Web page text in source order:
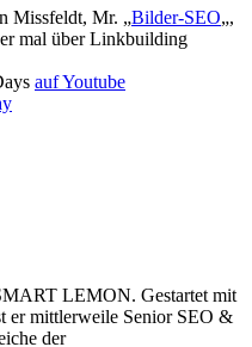
Missfeldt, Mr. „Bilder-SEO„,
mal über Linkbuilding
auf Youtube
LEMON. Gestartet mit
er mittlerweile Senior SEO &
der